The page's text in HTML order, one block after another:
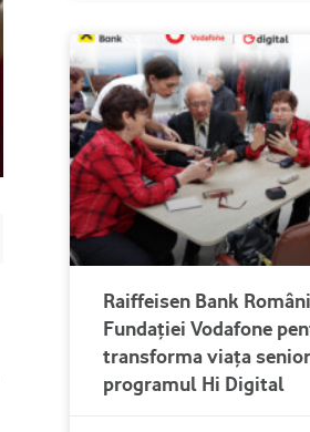
Raiffeisen Bank
Fundației Vodafone
transforma viața
programul Hi Digital